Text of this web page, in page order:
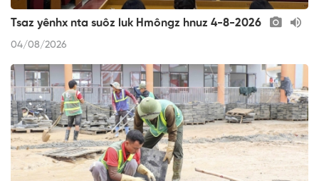
Tsaz yênhx nta suôz luk Hmôngz hnuz 4-8-2026
04/08/2026